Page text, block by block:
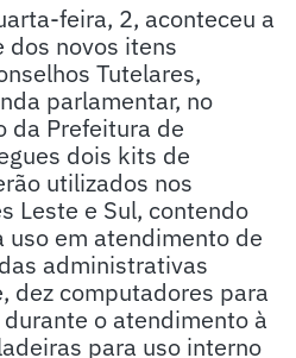
feira, 2, aconteceu a
dos novos itens
Tutelares,
parlamentar, no
da Prefeitura de
dois kits de
utilizados nos
Leste e Sul, contendo
em atendimento de
administrativas
dez computadores para
o atendimento à
para uso interno